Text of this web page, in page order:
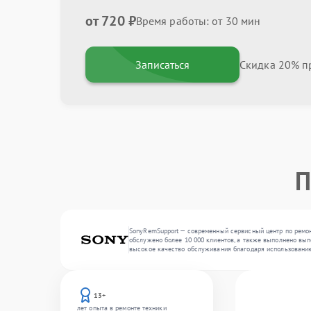
от 720 ₽Время работы: от 30 мин
Записаться Скидка 20%
SonyRemSupport — современный сервисный центр по
обслужено более 10 000 клиентов, а также выполнено
высокое качество обслуживания благодаря
13+
лет опыта в ремонте техники